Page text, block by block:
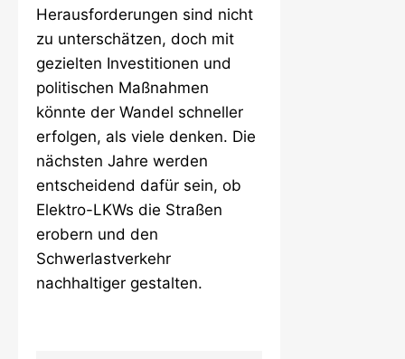
Herausforderungen sind nicht
zu unterschätzen, doch mit
gezielten Investitionen und
politischen Maßnahmen
könnte der Wandel schneller
erfolgen, als viele denken. Die
nächsten Jahre werden
entscheidend dafür sein, ob
Elektro-LKWs die Straßen
erobern und den
Schwerlastverkehr
nachhaltiger gestalten.